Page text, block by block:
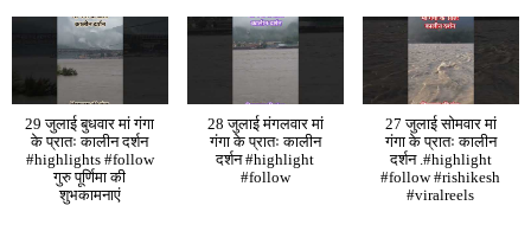
29 जुलाई बुधवार मां गंगा
के प्रातः कालीन दर्शन
#highlights #follow
गुरु पूर्णिमा की
शुभकामनाएं
28 जुलाई मंगलवार मां
गंगा के प्रातः कालीन
दर्शन #highlight
#follow
27 जुलाई सोमवार मां
गंगा के प्रातः कालीन
दर्शन .#highlight
#follow #rishikesh
#viralreels